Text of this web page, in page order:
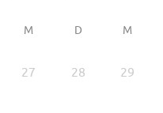
M D M
27 28 29